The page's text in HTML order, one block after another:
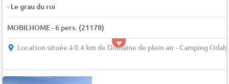
- Le grau du roi
MOBILHOME - 6 pers. (21178)
Location située à 0.4 km de Domaine de plein air - Camping